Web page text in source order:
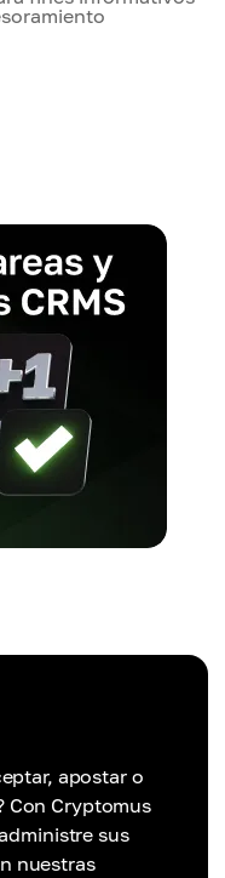
apostar o
Con Cryptomus
sus
nuestras